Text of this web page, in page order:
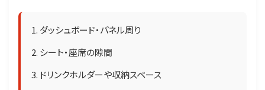
ダッシュボード・パネル周り
シート・座席の隙間
ドリンクホルダーや収納スペース